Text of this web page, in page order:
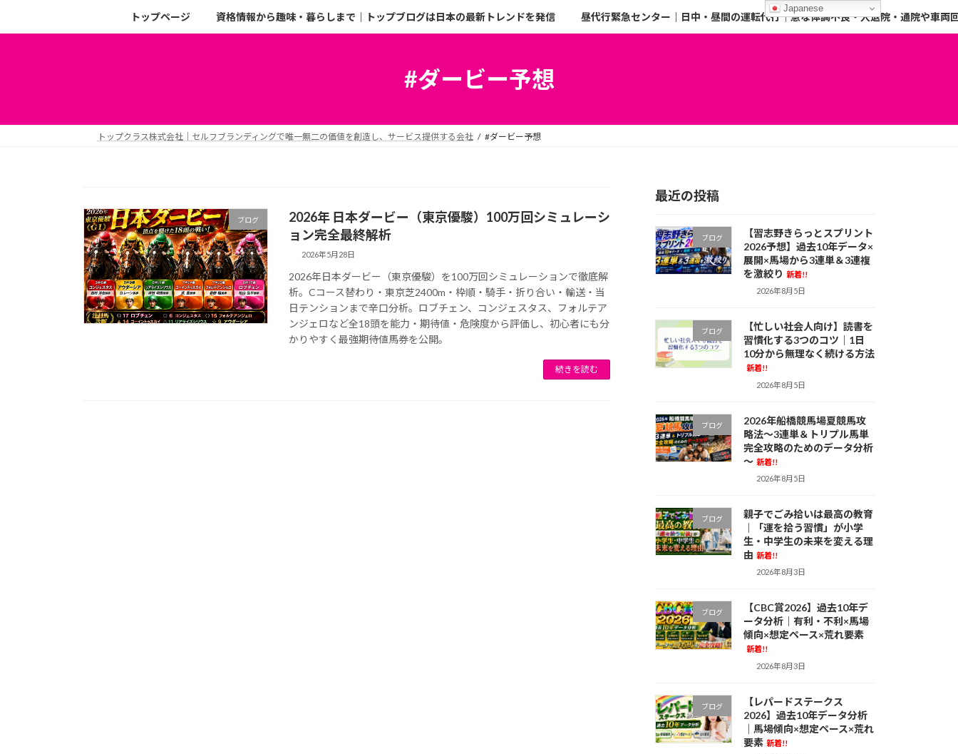
トップページ 資格情報から趣味・暮らしまで｜トップブログは日本の最新トレンドを発信 昼代行緊急センター｜日中・昼間の運転代行｜急な体調不良・入退院・通院や車両
#ダービー予想
トップクラス株式会社｜セルフブランディングで唯一無二の価値を創造し、サービス提供する会社 #ダービー予想
ブログ
2026年 日本ダービー（東京優駿）100万回シミュレーシ
ョン完全最終解析
2026年5月28日
2026年日本ダービー（東京優駿）を100万回シミュレーションで徹底解
析。Cコース替わり・東京芝2400m・枠順・騎手・折り合い・輸送・当
日テンションまで辛口分析。ロブチェン、コンジェスタス、フォルテア
ンジェロなど全18頭を能力・期待値・危険度から評価し、初心者にも分
かりやすく最強期待値馬券を公開。
続きを読む
最近の投稿
ブログ
【習志野きらっとスプリント
2026予想】過去10年データ×
展開×馬場から3連単＆3連複
を激絞り 新着!!
2026年8月5日
ブログ
【忙しい社会人向け】読書を
習慣化する3つのコツ｜1日
10分から無理なく続ける方法
新着!!
2026年8月5日
ブログ
2026年船橋競馬場夏競馬攻
略法～3連単＆トリプル馬単
完全攻略のためのデータ分析
～ 新着!!
2026年8月5日
ブログ
親子でごみ拾いは最高の教育
｜「運を拾う習慣」が小学
生・中学生の未来を変える理
由 新着!!
2026年8月3日
ブログ
【CBC賞2026】過去10年デ
ータ分析｜有利・不利×馬場
傾向×想定ペース×荒れ要素
新着!!
2026年8月3日
ブログ
【レパードステークス
2026】過去10年データ分析
｜馬場傾向×想定ペース×荒れ
要素 新着!!
Japanese